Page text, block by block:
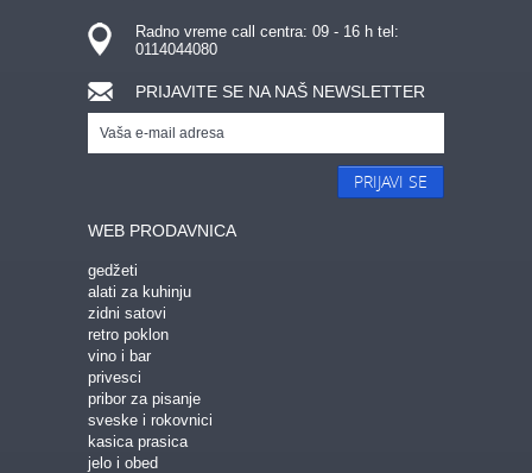
Radno vreme call centra: 09 - 16 h tel:
0114044080
PRIJAVITE SE NA NAŠ NEWSLETTER
PRIJAVI SE
WEB PRODAVNICA
gedžeti
alati za kuhinju
zidni satovi
retro poklon
vino i bar
privesci
pribor za pisanje
sveske i rokovnici
kasica prasica
jelo i obed